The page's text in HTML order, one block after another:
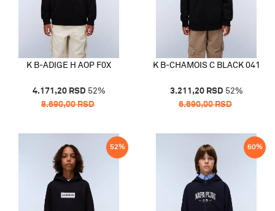
K B-ADIGE H AOP F0X
4.171,20 RSD 52%
8.690,00RSD
K B-CHAMOIS C BLACK 041
3.211,20 RSD 52%
6.690,00RSD
52% 60%